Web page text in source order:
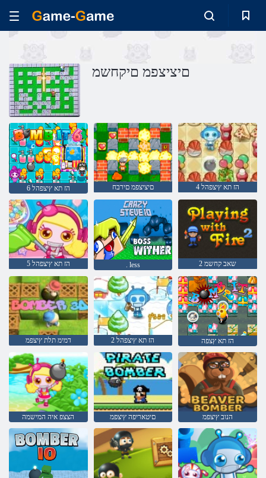
םיציצפמ םיקחשמ
6 הז תא ץיצפהל םיציצפמ םירבח 4 הז תא ץיצפהל
5 הז תא ץיצפהל . less 2 שאב קחשמ
דמימ תלת ץיצפמ 2 הז תא ץיצפהל הז תא ץצפה
הצצפ איה המישמה םיטאריפה ץיצפמ הנוב ץיצפמ